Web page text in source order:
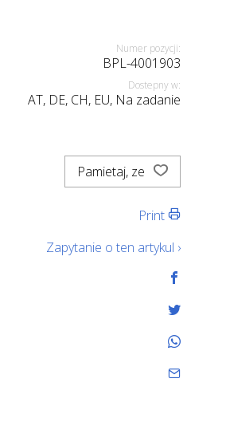
Numer pozycji:
BPL-4001903
Dostepny w:
AT, DE, CH, EU, Na zadanie
Pamietaj, ze
Print
Zapytanie o ten artykul ›